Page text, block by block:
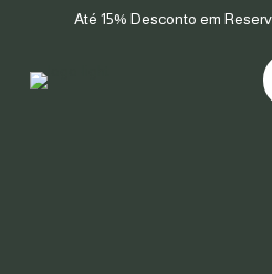
Até 15% Desconto em